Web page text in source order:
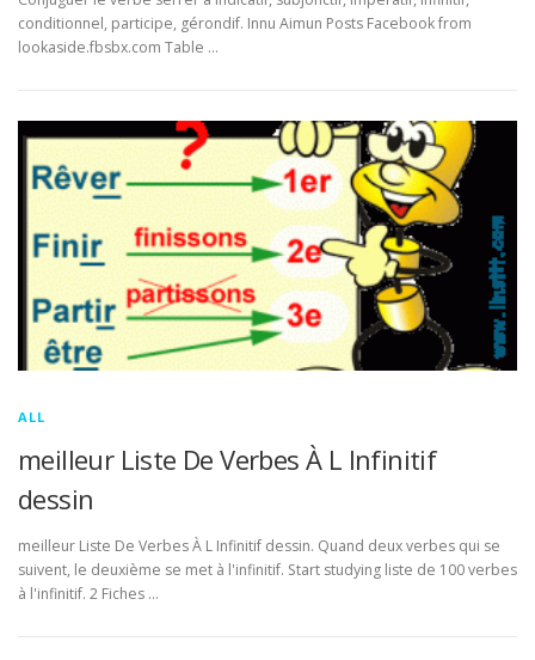
conditionnel, participe, gérondif. Innu Aimun Posts Facebook from
lookaside.fbsbx.com Table …
ALL
meilleur Liste De Verbes À L Infinitif
dessin
meilleur Liste De Verbes À L Infinitif dessin. Quand deux verbes qui se
suivent, le deuxième se met à l'infinitif. Start studying liste de 100 verbes
à l'infinitif. 2 Fiches …